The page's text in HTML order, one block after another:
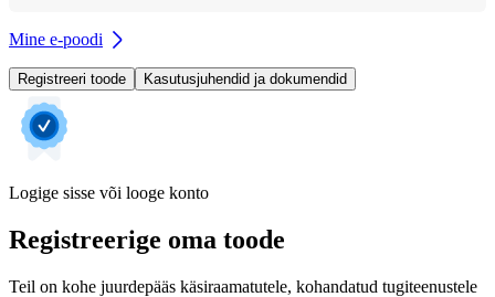
Mine e-poodi
Registreeri toode Kasutusjuhendid ja dokumendid
Logige sisse või looge konto
Registreerige oma toode
Teil on kohe juurdepääs käsiraamatutele, kohandatud tugiteenustele